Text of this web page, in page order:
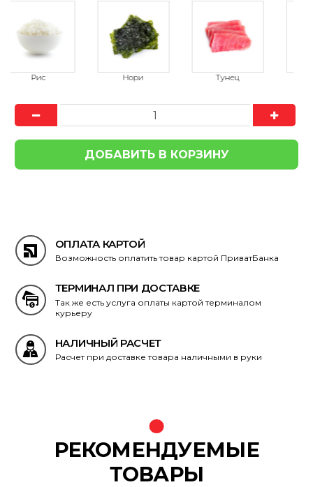
ОПЛАТА КАРТОЙ
Возможность оплатить товар картой ПриватБанка
ТЕРМИНАЛ ПРИ ДОСТАВКЕ
Так же есть услуга оплаты картой терминалом
курьеру
НАЛИЧНЫЙ РАСЧЕТ
Расчет при доставке товара наличными в руки
РЕКОМЕНДУЕМЫЕ
ТОВАРЫ